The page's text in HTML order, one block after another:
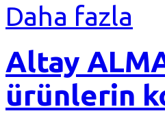
Daha fazla
Altay
ürünlerin